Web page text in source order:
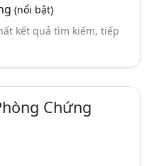
(nổi bật)
kết quả tìm kiếm, tiếp
Chứng